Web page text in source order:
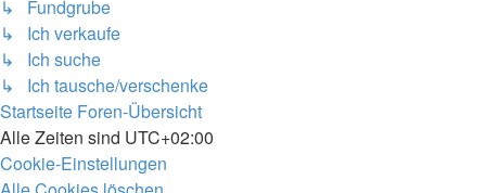
↳ Fundgrube
↳ Ich verkaufe
↳ Ich suche
↳ Ich tausche/verschenke
Startseite Foren-Übersicht
Alle Zeiten sind UTC+02:00
Cookie-Einstellungen